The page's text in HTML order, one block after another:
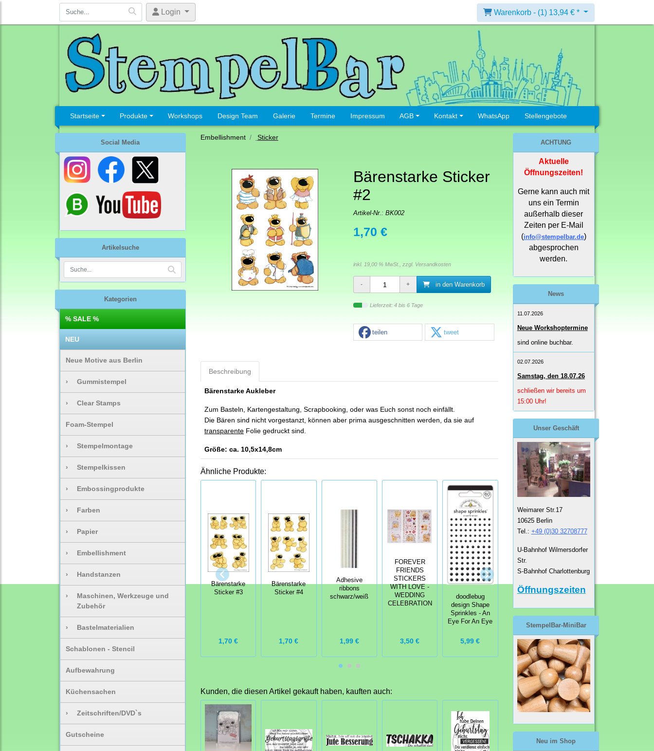
Login Warenkorb - (1) 13,94 € *
Startseite Produkte Workshops Design Team Galerie Termine Impressum AGB Kontakt WhatsApp Stellengebote
Social Media
Artikelsuche
Kategorien
% SALE %
NEU
Neue Motive aus Berlin
› Gummistempel
› Clear Stamps
Foam-Stempel
› Stempelmontage
› Stempelkissen
› Embossingprodukte
› Farben
› Papier
› Embellishment
› Handstanzen
›
Maschinen, Werkzeuge und
Zubehör
› Bastelmaterialien
Schablonen - Stencil
Aufbewahrung
Küchensachen
› Zeitschriften/DVD`s
Gutscheine
Embellishment Sticker
Bärenstarke Sticker
#2
Artikel-Nr.: BK002
1,70 €
inkl. 19,00 % MwSt., zzgl. Versandkosten
in den Warenkorb
Lieferzeit: 4 bis 6 Tage
teilen tweet
Beschreibung
Bärenstarke Aukleber
Zum Basteln, Kartengestaltung, Scrapbooking, oder was Euch sonst noch einfällt.
Die Bären sind nicht vorgestanzt, können aber prima ausgeschnitten werden, da sie auf
transparente Folie gedruckt sind.
Größe: ca. 10,5x14,8cm
Ähnliche Produkte:
Bärenstarke
Sticker #3
1,70 €
Bärenstarke
Sticker #4
1,70 €
Adhesive
ribbons
schwarz/weiß
1,99 €
FOREVER
FRIENDS
STICKERS
WITH LOVE -
WEDDING
CELEBRATION
3,50 €
doodlebug
design Shape
Sprinkles - An
Eye For An Eye
5,99 €
Dimensional
Stickers Wine
4,99 €2,50 €
We R Memory
Stickers Circle -
3,99 €
Kunden, die diesen Artikel gekauft haben, kauften auch:
ACHTUNG
Aktuelle
Öffnungszeiten!
Gerne kann auch mit
uns ein Termin
außerhalb dieser
Zeiten per E-Mail
(info@stempelbar.de)
abgesprochen
werden.
News
11.07.2026
Neue Workshoptermine
sind online buchbar.
02.07.2026
Samstag, den 18.07.26
schließen wir bereits um
15:00 Uhr!
Unser Geschäft
Weimarer Str.17
10625 Berlin
Tel.: +49 (0)30 32708777
U-Bahnhof Wilmersdorfer
Str.
S-Bahnhof Charlottenburg
Öffnungszeiten
StempelBar-MiniBar
Neu im Shop